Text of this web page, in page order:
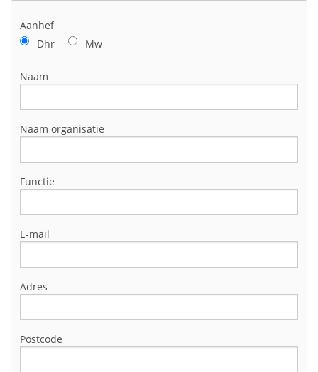
Aanhef
Dhr
Mw
Naam
Naam organisatie
Functie
E-mail
Adres
Postcode